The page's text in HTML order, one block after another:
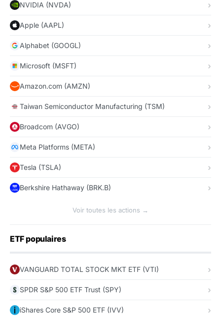
NVIDIA (NVDA)
Apple (AAPL)
Alphabet (GOOGL)
Microsoft (MSFT)
Amazon.com (AMZN)
Taiwan Semiconductor Manufacturing (TSM)
Broadcom (AVGO)
Meta Platforms (META)
Tesla (TSLA)
Berkshire Hathaway (BRK.B)
Voir toutes les actions →
ETF populaires
VANGUARD TOTAL STOCK MKT ETF (VTI)
SPDR S&P 500 ETF Trust (SPY)
iShares Core S&P 500 ETF (IVV)